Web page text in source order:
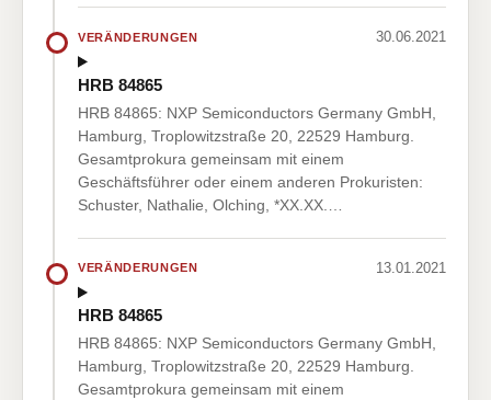
VERÄNDERUNGEN 30.06.2021
HRB 84865
HRB 84865: NXP Semiconductors Germany GmbH,
Hamburg, Troplowitzstraße 20, 22529 Hamburg.
Gesamtprokura gemeinsam mit einem
Geschäftsführer oder einem anderen Prokuristen:
Schuster, Nathalie, Olching, *XX.XX.…
VERÄNDERUNGEN 13.01.2021
HRB 84865
HRB 84865: NXP Semiconductors Germany GmbH,
Hamburg, Troplowitzstraße 20, 22529 Hamburg.
Gesamtprokura gemeinsam mit einem